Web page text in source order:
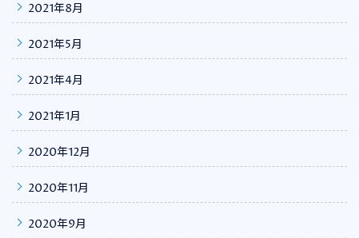
2021年8月
2021年5月
2021年4月
2021年1月
2020年12月
2020年11月
2020年9月